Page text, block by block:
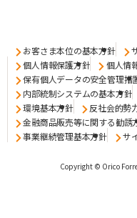
お客さま本位の基本方針
個人情報保護方針
個人情
保有個人データの安全管理措
内部統制システムの基本方針
環境基本方針
反社会的勢
金融商品販売等に関する勧誘
事業継続管理基本方針
サ
Copyright © Orico